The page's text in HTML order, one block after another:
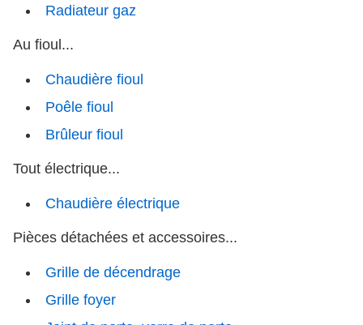
Radiateur gaz
Au fioul...
Chaudière fioul
Poêle fioul
Brûleur fioul
Tout électrique...
Chaudière électrique
Pièces détachées et accessoires...
Grille de décendrage
Grille foyer